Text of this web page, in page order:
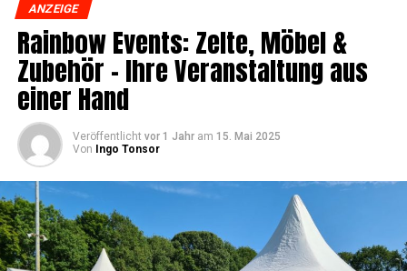
ANZEIGE
Rain­bow Events: Zel­te, Möbel &
Zube­hör – Ihre Ver­an­stal­tung aus
einer Hand
Veröffentlicht vor 1 Jahr am 15. Mai 2025
Von Ingo Tonsor